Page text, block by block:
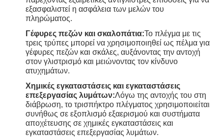
εξασφαλιστεί η ασφάλεια των μελών του
πληρώματος.
Γέφυρες πεζών και σκαλοπάτια:Το πλέγμα με τις
τρεις τρύπες μπορεί να χρησιμοποιηθεί ως πέλμα για
γέφυρες πεζών και σκάλες, αυξάνοντας την αντοχή
στον γλιστρισμό και μειώνοντας τον κίνδυνο
ατυχημάτων.
Χημικές εγκαταστάσεις και εγκαταστάσεις
επεξεργασίας λυμάτων:Λόγω της αντοχής του στη
διάβρωση, το τρισπήκτρο πλέγματος χρησιμοποιείται
συνήθως σε εξοπλισμό εξαερισμού και συστήματα
αποχέτευσης σε χημικές εγκαταστάσεις και
εγκαταστάσεις επεξεργασίας λυμάτων.